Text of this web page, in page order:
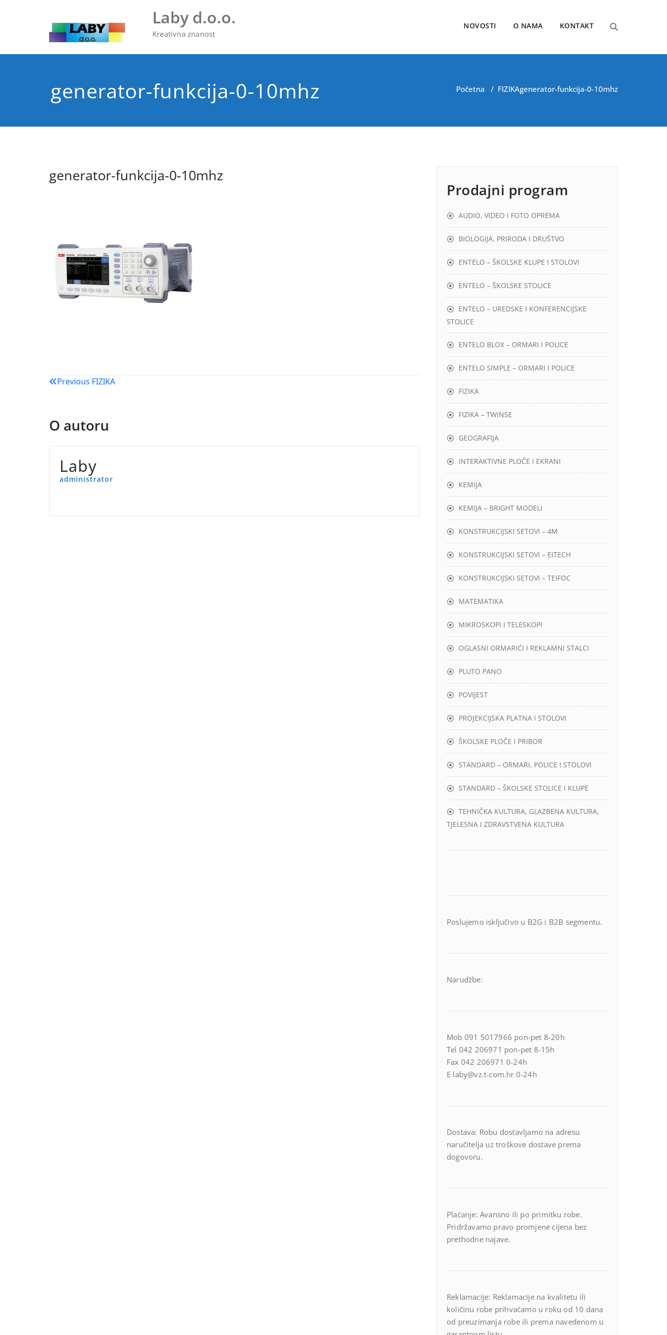
Laby d.o.o.
Kreativna znanost
NOVOSTI O NAMA KONTAKT
generator-funkcija-0-10mhz Početna / FIZIKAgenerator-funkcija-0-10mhz
generator-funkcija-0-10mhz
Navigacija
Previous FIZIKA
O autoru
Laby
administrator
Prodajni program
AUDIO, VIDEO I FOTO OPREMA
BIOLOGIJA, PRIRODA I DRUŠTVO
ENTELO – ŠKOLSKE KLUPE I STOLOVI
ENTELO – ŠKOLSKE STOLICE
ENTELO – UREDSKE I KONFERENCIJSKE
STOLICE
ENTELO BLOX – ORMARI I POLICE
ENTELO SIMPLE – ORMARI I POLICE
FIZIKA
FIZIKA – TWINSE
GEOGRAFIJA
INTERAKTIVNE PLOČE I EKRANI
KEMIJA
KEMIJA – BRIGHT MODELI
KONSTRUKCIJSKI SETOVI – 4M
KONSTRUKCIJSKI SETOVI – EITECH
KONSTRUKCIJSKI SETOVI – TEIFOC
MATEMATIKA
MIKROSKOPI I TELESKOPI
OGLASNI ORMARIĆI I REKLAMNI STALCI
PLUTO PANO
POVIJEST
PROJEKCIJSKA PLATNA I STOLOVI
ŠKOLSKE PLOČE I PRIBOR
STANDARD – ORMARI, POLICE I STOLOVI
STANDARD – ŠKOLSKE STOLICE I KLUPE
TEHNIČKA KULTURA, GLAZBENA KULTURA,
TJELESNA I ZDRAVSTVENA KULTURA
Poslujemo isključivo u B2G i B2B segmentu.
Narudžbe:
Mob 091 5017966 pon-pet 8-20h
Tel 042 206971 pon-pet 8-15h
Fax 042 206971 0-24h
E laby@vz.t-com.hr 0-24h
Dostava: Robu dostavljamo na adresu
naručitelja uz troškove dostave prema
dogovoru.
Plaćanje: Avansno ili po primitku robe.
Pridržavamo pravo promjene cijena bez
prethodne najave.
Reklamacije: Reklamacije na kvalitetu ili
količinu robe prihvaćamo u roku od 10 dana
od preuzimanja robe ili prema navedenom u